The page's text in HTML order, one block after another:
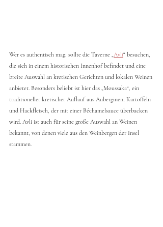
Wer es authentisch mag, sollte die Taverne „Avli“ besuchen,
die sich in einem historischen Innenhof befindet und eine
breite Auswahl an kretischen Gerichten und lokalen Weinen
anbietet. Besonders beliebt ist hier das „Moussaka“, ein
traditioneller kretischer Auflauf aus Auberginen, Kartoffeln
und Hackfleisch, der mit einer Béchamelsauce überbacken
wird. Avli ist auch für seine große Auswahl an Weinen
bekannt, von denen viele aus den Weinbergen der Insel
stammen.